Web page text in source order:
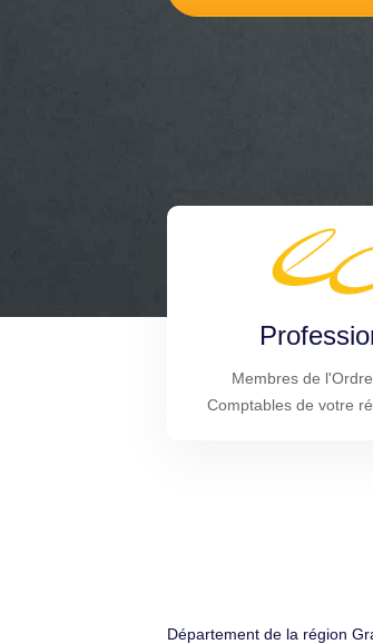
Membres de
Comptables de votre
Département de la région